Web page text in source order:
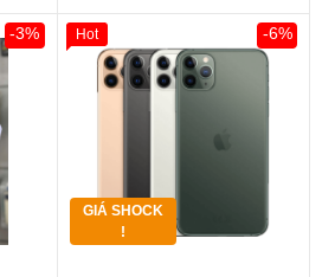
-3%
GIÁ SHOCK
!
-6%
Hot